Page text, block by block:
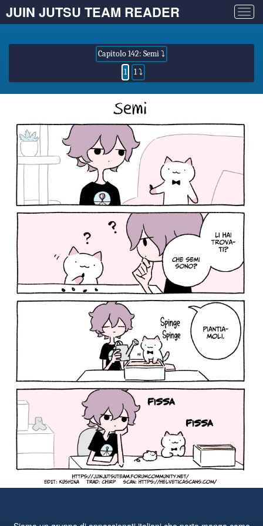
JUIN JUTSU TEAM READER
Capitolo 142: Semi ⤵
1
1 ⤵